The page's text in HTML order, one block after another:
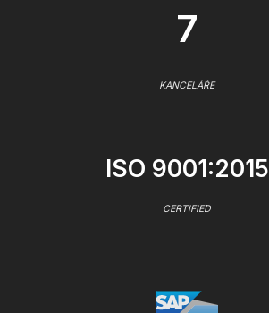
7
KANCELÁŘE
ISO 9001:2015
CERTIFIED